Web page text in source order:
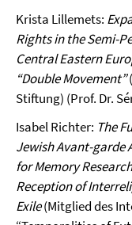
Krista Lillemets:
Rights in the Semi-
Central Eastern
“Double Movement”
Stiftung) (Prof. Dr.
Isabel Richter: The
Jewish Avant-garde
for Memory
Reception of
Exile(Mitglied des